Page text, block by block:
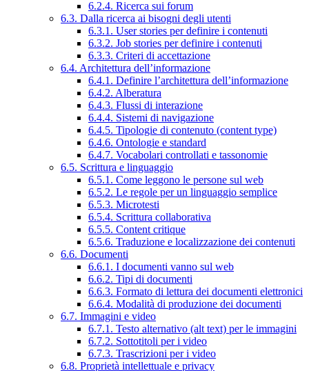
6.2.4. Ricerca sui forum
6.3. Dalla ricerca ai bisogni degli utenti
6.3.1. User stories per definire i contenuti
6.3.2. Job stories per definire i contenuti
6.3.3. Criteri di accettazione
6.4. Architettura dell’informazione
6.4.1. Definire l’architettura dell’informazione
6.4.2. Alberatura
6.4.3. Flussi di interazione
6.4.4. Sistemi di navigazione
6.4.5. Tipologie di contenuto (content type)
6.4.6. Ontologie e standard
6.4.7. Vocabolari controllati e tassonomie
6.5. Scrittura e linguaggio
6.5.1. Come leggono le persone sul web
6.5.2. Le regole per un linguaggio semplice
6.5.3. Microtesti
6.5.4. Scrittura collaborativa
6.5.5. Content critique
6.5.6. Traduzione e localizzazione dei contenuti
6.6. Documenti
6.6.1. I documenti vanno sul web
6.6.2. Tipi di documenti
6.6.3. Formato di lettura dei documenti elettronici
6.6.4. Modalità di produzione dei documenti
6.7. Immagini e video
6.7.1. Testo alternativo (alt text) per le immagini
6.7.2. Sottotitoli per i video
6.7.3. Trascrizioni per i video
6.8. Proprietà intellettuale e privacy